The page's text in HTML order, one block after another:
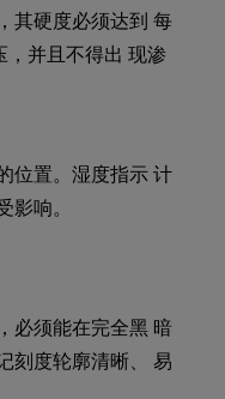
其硬度必须达到 每
，并且不得出 现渗
位置。湿度指示 计
影响。
必须能在完全黑 暗
刻度轮廓清晰、 易